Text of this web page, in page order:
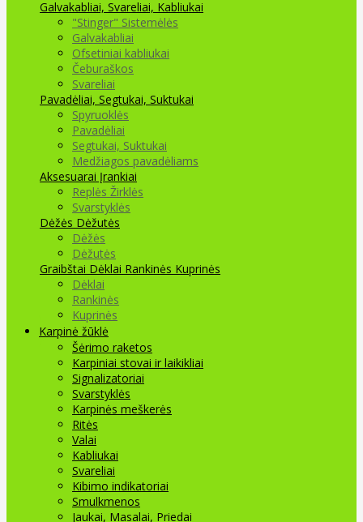
Galvakabliai, Svareliai, Kabliukai
"Stinger" Sistemėlės
Galvakabliai
Ofsetiniai kabliukai
Čeburaškos
Svareliai
Pavadėliai, Segtukai, Suktukai
Spyruoklės
Pavadėliai
Segtukai, Suktukai
Medžiagos pavadėliams
Aksesuarai Įrankiai
Replės Žirklės
Svarstyklės
Dėžės Dėžutės
Dėžės
Dėžutės
Graibštai Dėklai Rankinės Kuprinės
Dėklai
Rankinės
Kuprinės
Karpinė žūklė
Šėrimo raketos
Karpiniai stovai ir laikikliai
Signalizatoriai
Svarstyklės
Karpinės meškerės
Ritės
Valai
Kabliukai
Svareliai
Kibimo indikatoriai
Smulkmenos
Jaukai, Masalai, Priedai